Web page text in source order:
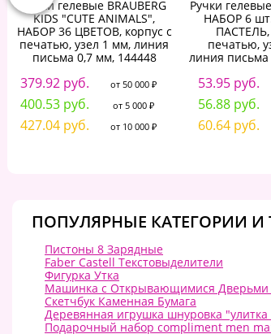
Ручки гелевые BRAUBERG
KIDS "CUTE ANIMALS",
НАБОР 36 ЦВЕТОВ, корпус с
печатью, узел 1 мм, линия
письма 0,7 мм, 144448
379.92 руб. от 50 000 ₽
400.53 руб. от 5 000 ₽
427.04 руб. от 10 000 ₽
Ручки
НАБОР 6
ПАСТЕЛЬ,
печатью,
линия письма
53.95 руб.
56.88 руб.
60.64 руб.
ПОПУЛЯРНЫЕ КАТЕГОРИИ И
Пистоны 8 Зарядные
Faber Castell Текстовыделители
Фигурка Утка
Машинка с Открывающимися Дверьми
Скетчбук Каменная Бумага
Деревянная игрушка шнуровка "улитка
Подарочный набор compliment men